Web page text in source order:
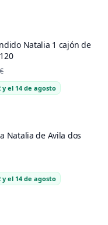
Natalia 1 cajón de
el 14 de agosto
Natalia de Avila dos
el 14 de agosto